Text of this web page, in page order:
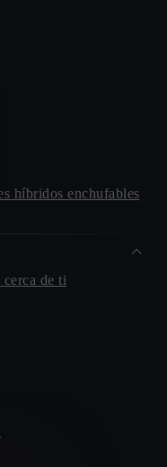
híbridos enchufables
de ti